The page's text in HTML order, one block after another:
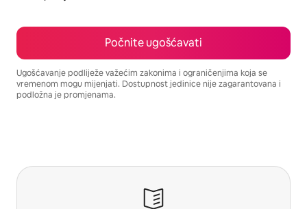
Počnite ugošćavati
Ugošćavanje podliježe važećim zakonima i ograničenjima koja se
vremenom mogu mijenjati. Dostupnost jedinice nije zagarantovana i
podložna je promjenama.